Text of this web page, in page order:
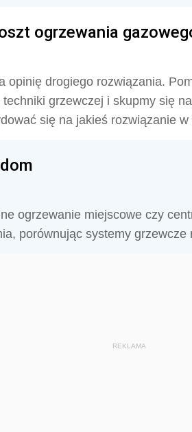
ogrzewania
opinię drogiego rozwiązania.
techniki grzewczej i skupmy się
się na jakieś rozwiązanie
ogrzewanie miejscowe czy
porównując systemy grzewcze
REKLAMA